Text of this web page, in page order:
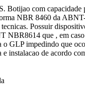
com capacidade
NBR 8460 da
Possuir
NBR8614 que , em caso
o GLP impedindo que
instalacao de acordo